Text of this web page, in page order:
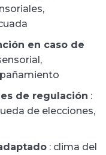
en caso de
de regulación :
de elecciones,
: clima del